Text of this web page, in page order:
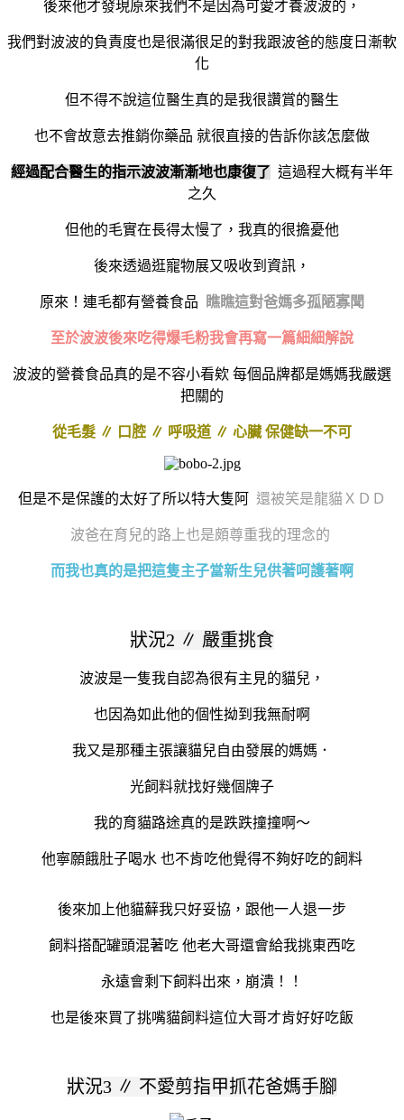
後來他才發現原來我們不是因為可愛才養波波的，
我們對波波的負責度也是很滿很足的對我跟波爸的態度日漸軟
化
但不得不說這位醫生真的是我很讚賞的醫生
也不會故意去推銷你藥品 就很直接的告訴你該怎麼做
經過配合醫生的指示波波漸漸地也康復了 這過程大概有半年
之久
但他的毛實在長得太慢了，我真的很擔憂他
後來透過逛寵物展又吸收到資訊，
原來！連毛都有營養食品 瞧瞧這對爸媽多孤陋寡聞
至於波波後來吃得爆毛粉我會再寫一篇細細解說
波波的營養食品真的是不容小看欸 每個品牌都是媽媽我嚴選
把關的
從毛髮 ∥ 口腔 ∥ 呼吸道 ∥ 心臟 保健缺一不可
但是不是保護的太好了所以特大隻阿 還被笑是龍貓ＸＤＤ
波爸在育兒的路上也是頗尊重我的理念的
而我也真的是把這隻主子當新生兒供著呵護著啊
狀況2 ∥ 嚴重挑食
波波是一隻我自認為很有主見的貓兒，
也因為如此他的個性拗到我無耐啊
我又是那種主張讓貓兒自由發展的媽媽．
光飼料就找好幾個牌子
我的育貓路途真的是跌跌撞撞啊～
他寧願餓肚子喝水 也不肯吃他覺得不夠好吃的飼料
後來加上他貓蘚我只好妥協，跟他一人退一步
飼料搭配罐頭混著吃 他老大哥還會給我挑東西吃
永遠會剩下飼料出來，崩潰！！
也是後來買了挑嘴貓飼料這位大哥才肯好好吃飯
狀況3 ∥ 不愛剪指甲抓花爸媽手腳